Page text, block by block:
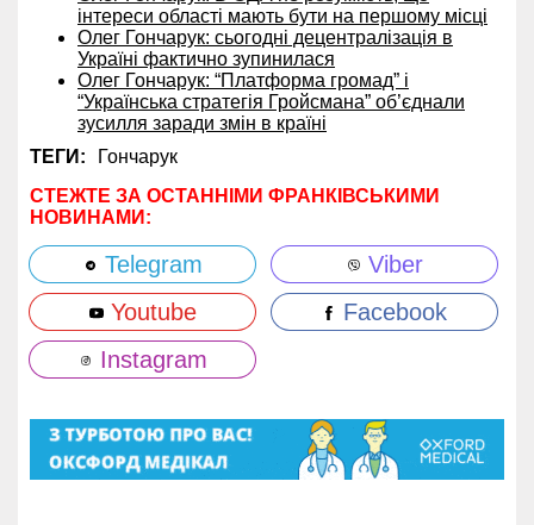
інтереси області мають бути на першому місці
Олег Гончарук: сьогодні децентралізація в
Україні фактично зупинилася
Олег Гончарук: “Платформа громад” і
“Українська стратегія Гройсмана” об’єднали
зусилля заради змін в країні
ТЕГИ:
Гончарук
СТЕЖТЕ ЗА ОСТАННІМИ ФРАНКІВСЬКИМИ
НОВИНАМИ:
Telegram
Viber
Youtube
Facebook
Instagram